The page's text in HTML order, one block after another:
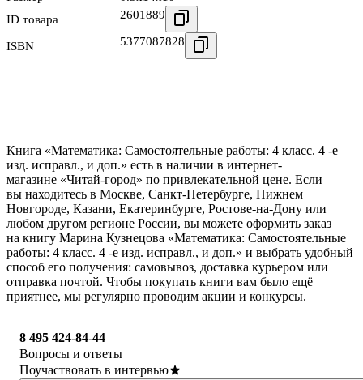
ID товара
2601889
ISBN 5377087828
Книга «Математика: Самостоятельные работы: 4 класс. 4 -е
изд. исправл., и доп.» есть в наличии в интернет-
магазине «Читай-город» по привлекательной цене. Если
вы находитесь в Москве, Санкт-Петербурге, Нижнем
Новгороде, Казани, Екатеринбурге, Ростове-на-Дону или
любом другом регионе России, вы можете оформить заказ
на книгу Марина Кузнецова «Математика: Самостоятельные
работы: 4 класс. 4 -е изд. исправл., и доп.» и выбрать удобный
способ его получения: самовывоз, доставка курьером или
отправка почтой. Чтобы покупать книги вам было ещё
приятнее, мы регулярно проводим акции и конкурсы.
8 495 424-84-44
Вопросы и ответы
Поучаствовать в интервью